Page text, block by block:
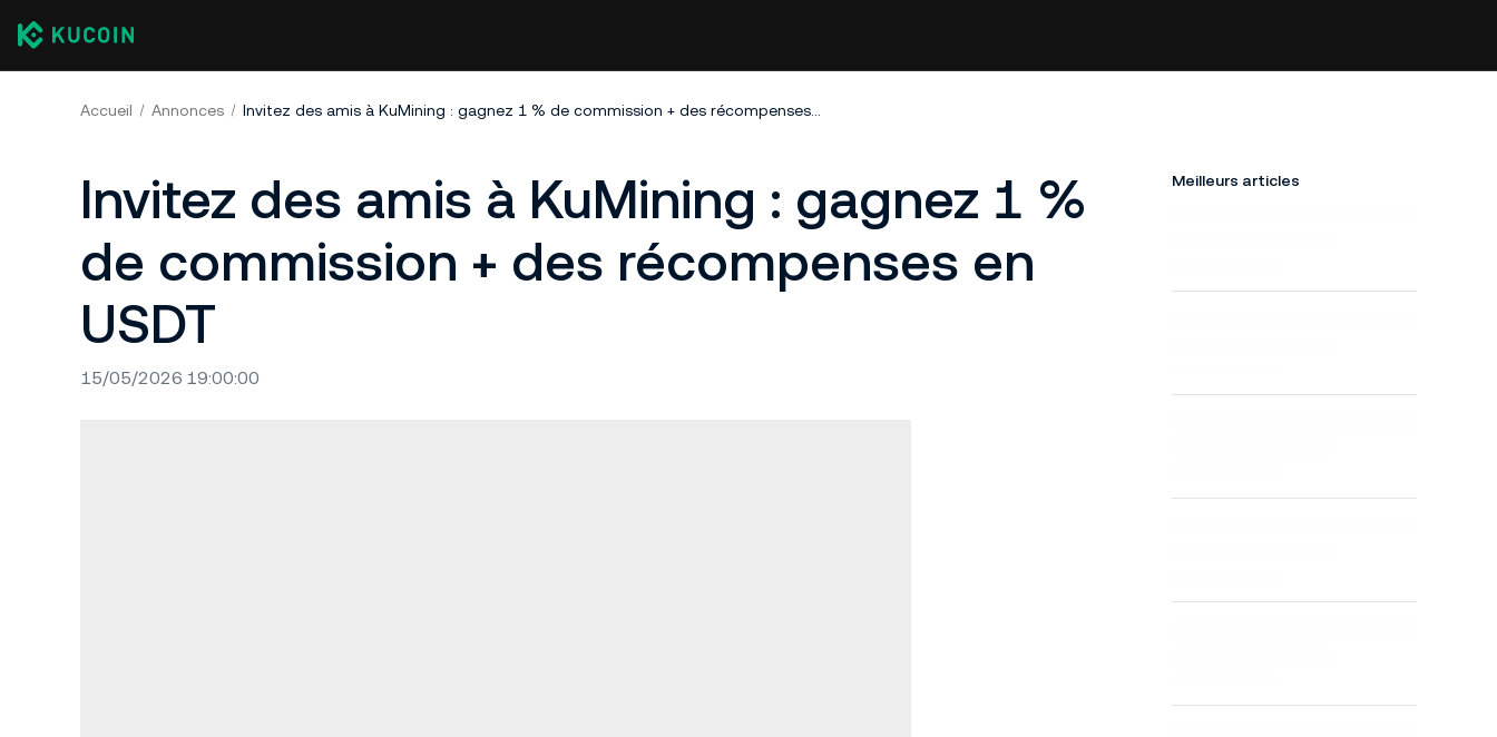
Accueil Annonces Invitez des amis à KuMining : gagnez 1 % de commission + des récompenses en USDT
Invitez des amis à KuMining : gagnez 1 %
de commission + des récompenses en
USDT
15/05/2026 19:00:00
Meilleurs articles